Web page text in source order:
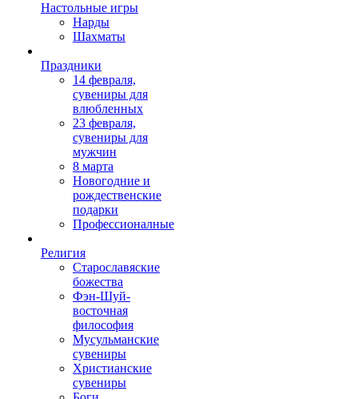
Настольные игры
Нарды
Шахматы
Праздники
14 февраля,
сувениры для
влюбленных
23 февраля,
сувениры для
мужчин
8 марта
Новогодние и
рождественские
подарки
Профессионалные
Религия
Старославяские
божества
Фэн-Шуй-
восточная
философия
Мусульманские
сувениры
Христианские
сувениры